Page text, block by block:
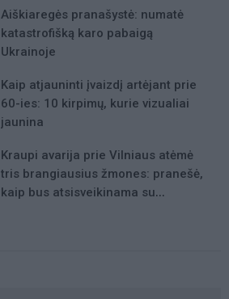
Aiškiaregės pranašystė: numatė
katastrofišką karo pabaigą
Ukrainoje
Kaip atjauninti įvaizdį artėjant prie
60-ies: 10 kirpimų, kurie vizualiai
jaunina
Kraupi avarija prie Vilniaus atėmė
tris brangiausius žmones: pranešė,
kaip bus atsisveikinama su